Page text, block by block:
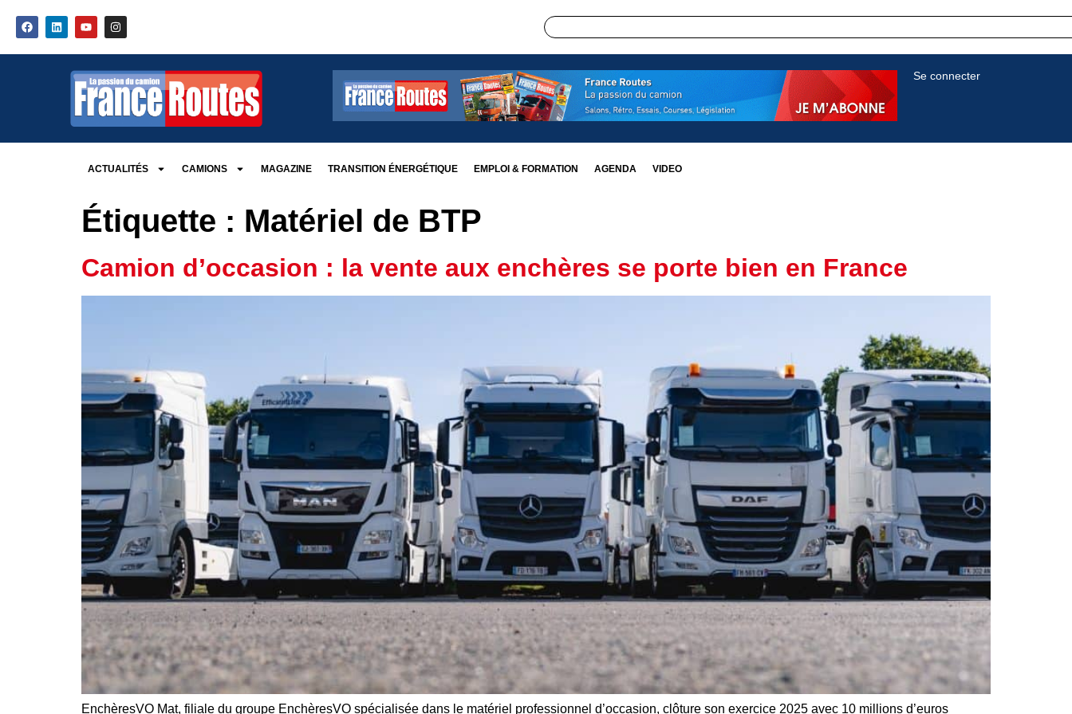
Se connecter
ACTUALITÉS CAMIONS MAGAZINE TRANSITION ÉNERGÉTIQUE EMPLOI & FORMATION AGENDA VIDEO
Étiquette : Matériel de BTP
Camion d’occasion : la vente aux enchères se porte bien en France
EnchèresVO Mat, filiale du groupe EnchèresVO spécialisée dans le matériel professionnel d’occasion, clôture son exercice 2025 avec 10 millions d’euros